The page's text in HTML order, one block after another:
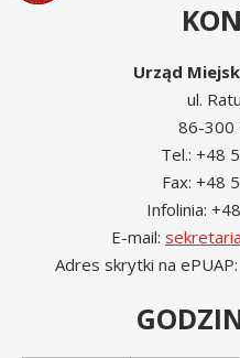
Urząd
ul.
86-300
Tel.: +48
Fax: +48
Infolinia:
E-mail:
Adres skrytki na